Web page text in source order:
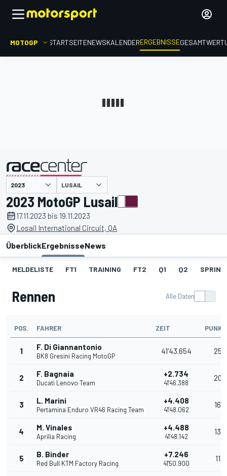
MOTOGP STARTSEITENEWSKALENDERERGEBNISSE
LUSAIL
2023 MotoGP Lusail
17.11.2023 bis 19.11.2023
Losail International Circuit, QA
ÜberblickErgebnisseNews
MELDELISTE FT1 TRAINING FT2 Q1 Q2 SPRINT
Rennen Alle Daten
POS. FAHRER ZEIT
1 F. Di Giannantonio
BK8 Gresini Racing MotoGP
41'43.654 25
2 F. Bagnaia
Ducati Lenovo Team
+2.734
41'46.388
20
3 L. Marini
Pertamina Enduro VR46 Racing Team
+4.408
41'48.062
16
4 M. Vinales
Aprilia Racing
+4.488
41'48.142
13
5 B. Binder
Red Bull KTM Factory Racing
+7.246
41'50.900
11